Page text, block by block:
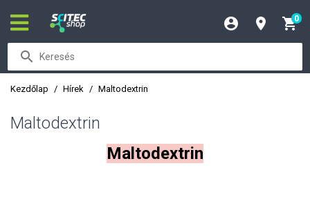
0
Kezdőlap Hírek Maltodextrin
Maltodextrin
Maltodextrin